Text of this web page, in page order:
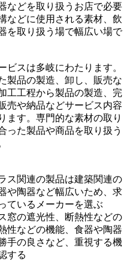
などを取り扱うお店で必要
などに使用される素材、飲
を取り扱う場で幅広い場で
ビスは多岐にわたります。
製品の製造、卸し、販売な
工工程から製品の製造、完
売や納品などサービス内容
ます。専門的な素材の取り
った製品や商品を取り扱う
ス関連の製品は建築関連の
や陶器など幅広いため、求
ているメーカーを選ぶ
窓の遮光性、断熱性などの
性などの機能、食器や陶器
手の良さなど、重視する機
する